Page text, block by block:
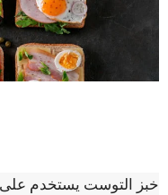
خبز التوست يستخدم